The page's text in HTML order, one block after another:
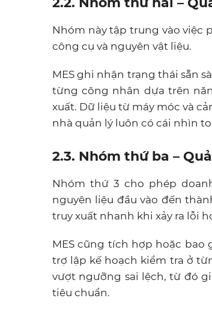
Nhóm này tập trung vào việc
công cụ và nguyên vật liệu.
MES ghi nhận trạng thái sẵn
từng công nhân dựa trên
xuất. Dữ liệu từ máy móc và
nhà quản lý luôn có cái nhìn
2.3. Nhóm thứ ba –
Nhóm thứ 3 cho phép
nguyên liệu đầu vào đến
truy xuất nhanh khi xảy ra lỗi
MES cũng tích hợp hoặc
trợ lập kế hoạch kiểm tra ở
vượt ngưỡng sai lệch, từ đó
tiêu chuẩn.